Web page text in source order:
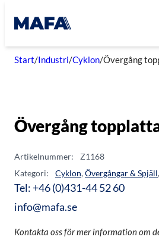
till
innehåll
Start/Industri/Cyklon/Övergång
Övergång
Artikelnummer:
Z1168
Kategori:
Cyklon,Övergångar & Spjäll,
Tel: +46 (0)431-44 52 60
info@mafa.se
Kontakta oss för mer information om